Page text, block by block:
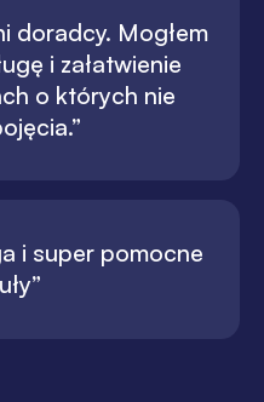
doradcy. Mogłem
i załatwienie
o których nie
i super pomocne